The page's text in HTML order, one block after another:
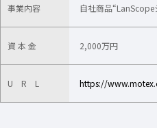
事業内容 自社商品
資 本 金 2,000万円
U R L https://